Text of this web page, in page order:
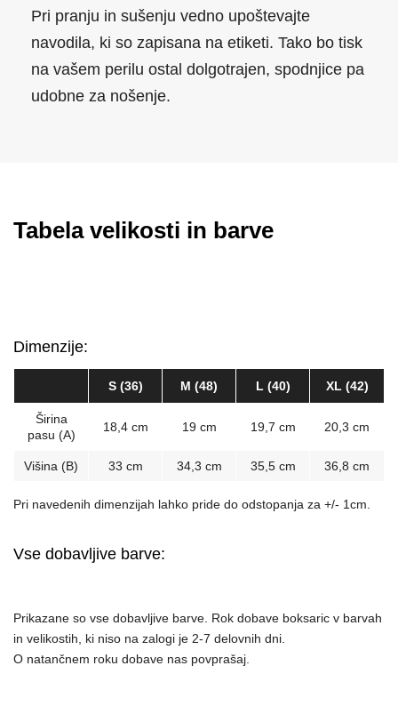
Pri pranju in sušenju vedno upoštevajte
navodila, ki so zapisana na etiketi. Tako bo tisk
na vašem perilu ostal dolgotrajen, spodnjice pa
udobne za nošenje.
Tabela velikosti in barve
Dimenzije:
S (36) M (48) L (40) XL (42)
Širina
pasu (A)
18,4 cm 19 cm 19,7 cm 20,3 cm
Višina (B) 33 cm 34,3 cm 35,5 cm 36,8 cm
Pri navedenih dimenzijah lahko pride do odstopanja za +/- 1cm.
Vse dobavljive barve:
Prikazane so vse dobavljive barve. Rok dobave boksaric v barvah
in velikostih, ki niso na zalogi je 2-7 delovnih dni.
O natančnem roku dobave nas povprašaj.